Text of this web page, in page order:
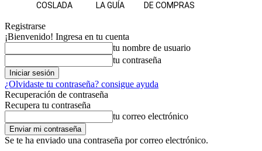
COSLADA LA GUÍA DE COMPRAS
Registrarse
¡Bienvenido! Ingresa en tu cuenta
tu nombre de usuario
tu contraseña
¿Olvidaste tu contraseña? consigue ayuda
Recuperación de contraseña
Recupera tu contraseña
tu correo electrónico
Se te ha enviado una contraseña por correo electrónico.